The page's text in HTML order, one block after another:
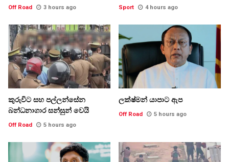
Off Road 3 hours ago Sport 4 hours ago
කුරුවිට සහ පල්ලන්සේන
බන්ධනාගාර සන්සුන් වෙයි
Off Road 5 hours ago
ලක්ෂ්මන් යාපාට ඇප
Off Road 5 hours ago